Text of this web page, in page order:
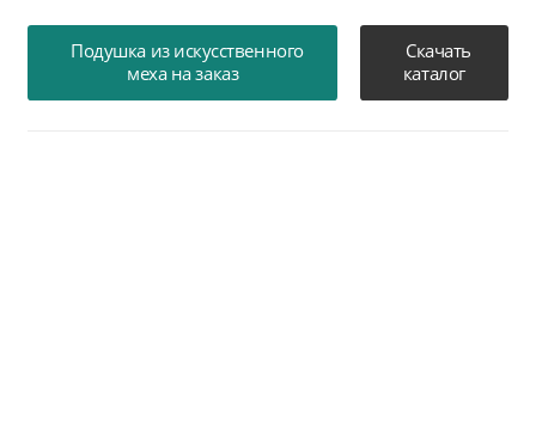
Подушка из искусственного
меха на заказ
Скачать
каталог